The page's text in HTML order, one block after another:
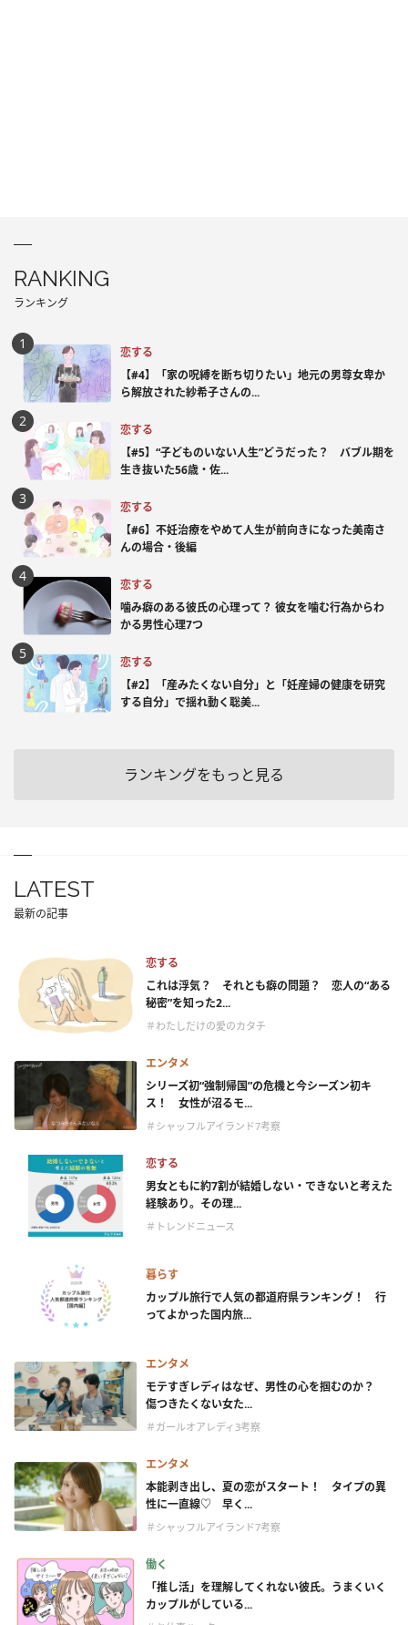
RANKING
ランキング
恋する
【#4】「家の呪縛を断ち切りたい」地元の男尊女卑か
ら解放された紗希子さんの...
恋する
【#5】“子どものいない人生”どうだった？ バブル期を
生き抜いた56歳・佐...
恋する
【#6】不妊治療をやめて人生が前向きになった美南さ
んの場合・後編
恋する
噛み癖のある彼氏の心理って？ 彼女を噛む行為からわ
かる男性心理7つ
恋する
【#2】「産みたくない自分」と「妊産婦の健康を研究
する自分」で揺れ動く聡美...
ランキングをもっと見る
LATEST
最新の記事
恋する
これは浮気？ それとも癖の問題？ 恋人の“ある
秘密”を知った2...
＃わたしだけの愛のカタチ
エンタメ
シリーズ初“強制帰国”の危機と今シーズン初キ
ス！ 女性が沼るモ...
＃シャッフルアイランド7考察
恋する
男女ともに約7割が結婚しない・できないと考えた
経験あり。その理...
＃トレンドニュース
暮らす
カップル旅行で人気の都道府県ランキング！ 行
ってよかった国内旅...
エンタメ
モテすぎレディはなぜ、男性の心を掴むのか？
傷つきたくない女た...
＃ガールオアレディ3考察
エンタメ
本能剥き出し、夏の恋がスタート！ タイプの異
性に一直線♡ 早く...
＃シャッフルアイランド7考察
働く
「推し活」を理解してくれない彼氏。うまくいく
カップルがしている...